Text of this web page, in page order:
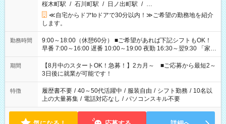
桜木町駅 / 石川町駅 / 日ノ出町駅 / …
≪自宅からドアtoドアで30分以内！≫ご希望の勤務地を紹介
します。
勤務時間
9:00～18:00（休憩60分） ■ご希望があれば下記シフトもOK！
早番 7:00～16:00 遅番 10:00～19:00 夜勤 16:30～翌9:30 「家族
と休みを合わせたい」 「余裕を持って夕飯の準備がしたい」
「できれば残業はしたくない」 など、ご希望を教えてください
ね。 ※Wワーク希望の方へ 今ご覧のお仕事で希望する勤務時間
と、もう1つのお仕事の勤務時間。 合計で週40時間を超える場
合は応募できません。
期間
【8月中のスタートOK！急募！】2カ月～ ■ご応募から最短2～
3日後に就業が可能です！
特徴 履歴書不要 / 40～50代活躍中 / 服装自由 / シフト勤務 / 10名以
上の大量募集 / 電話対応なし / パソコンスキル不要